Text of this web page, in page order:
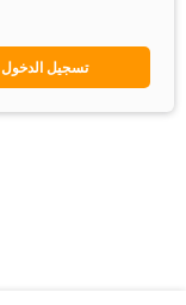
تسجيل الدخول